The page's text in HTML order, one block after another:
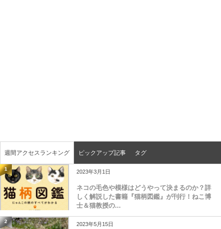
週間アクセスランキング ピックアップ記事 タグ
1 2023年3月1日
ネコの毛色や模様はどうやって決まるのか？詳
しく解説した書籍『猫柄図鑑』が刊行！ねこ博
士＆猫教授の...
2 2023年5月15日